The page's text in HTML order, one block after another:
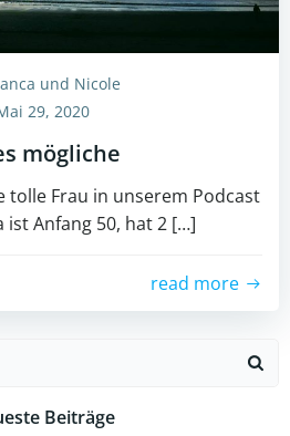
und Nicole
29, 2020
mögliche
tolle Frau in unserem Podcast
ist Anfang 50, hat 2 […]
read more
Beiträge